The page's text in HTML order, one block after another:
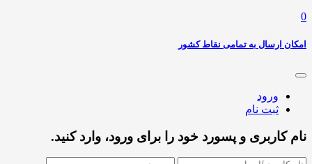
0
امکان ارسال به تمامی نقاط کشور
ورود
ثبت نام
نام کاربری و پسورد خود را برای ورود، وارد کنید.